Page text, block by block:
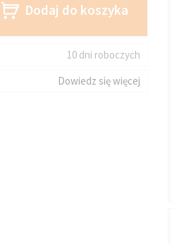
Dodaj do koszyka
10 dni roboczych
Dowiedz się więcej